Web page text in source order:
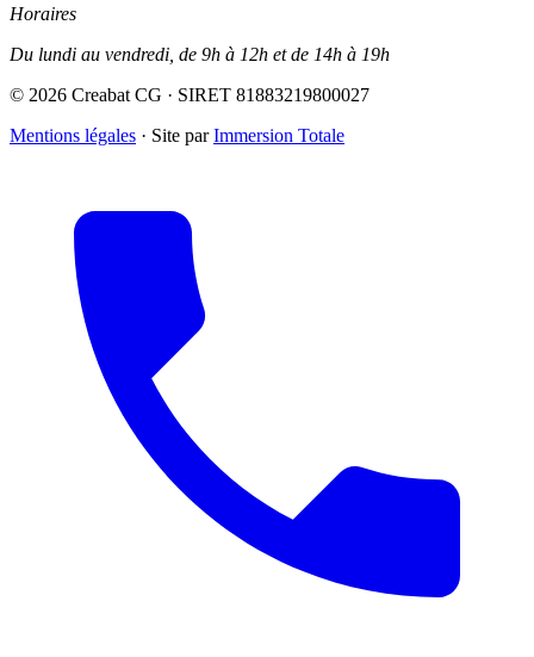
Horaires
Du lundi au vendredi, de 9h à 12h et de 14h à 19h
© 2026 Creabat CG · SIRET 81883219800027
Mentions légales · Site parImmersion Totale